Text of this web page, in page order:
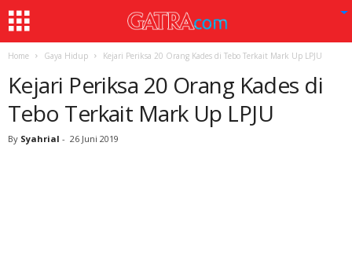
Home Gaya Hidup Kejari Periksa 20 Orang Kades di Tebo Terkait Mark Up LPJU
Kejari Periksa 20 Orang Kades di
Tebo Terkait Mark Up LPJU
By Syahrial - 26 Juni 2019